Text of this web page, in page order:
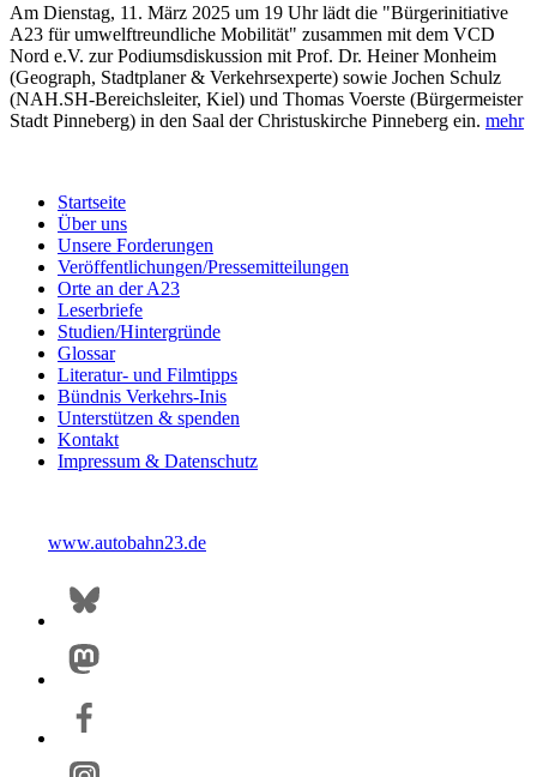
Am Dienstag, 11. März 2025 um 19 Uhr lädt die "Bürgerinitiative
A23 für umwelftreundliche Mobilität" zusammen mit dem VCD
Nord e.V. zur Podiumsdiskussion mit Prof. Dr. Heiner Monheim
(Geograph, Stadtplaner & Verkehrsexperte) sowie Jochen Schulz
(NAH.SH-Bereichsleiter, Kiel) und Thomas Voerste (Bürgermeister
Stadt Pinneberg) in den Saal der Christuskirche Pinneberg ein. mehr
Startseite
Über uns
Unsere Forderungen
Veröffentlichungen/Pressemitteilungen
Orte an der A23
Leserbriefe
Studien/Hintergründe
Glossar
Literatur- und Filmtipps
Bündnis Verkehrs-Inis
Unterstützen & spenden
Kontakt
Impressum & Datenschutz
www.autobahn23.de